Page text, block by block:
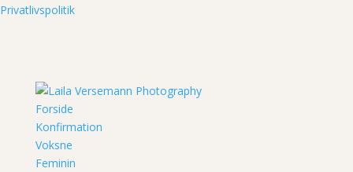
Privatlivspolitik
Forside
Konfirmation
Voksne
Feminin